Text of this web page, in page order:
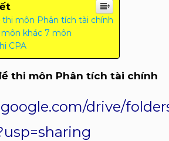
thi môn Phân tích tài chính
khác 7 môn
CPA
thi môn Phân tích tài chính
drive/